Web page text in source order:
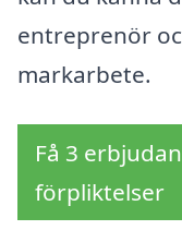
entreprenör
markarbete.
Få 3
förpliktelser